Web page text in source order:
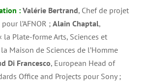
: Valérie Bertrand, Chef de projet
l’AFNOR ; Alain Chaptal,
la Plate-forme Arts, Sciences et
Maison de Sciences de l’Homme
Di Francesco, European Head of
Office and Projects pour Sony ;